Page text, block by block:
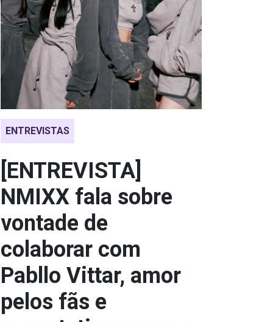
ENTREVISTAS
[ENTREVISTA]
NMIXX fala sobre
vontade de
colaborar com
Pabllo Vittar, amor
pelos fãs e